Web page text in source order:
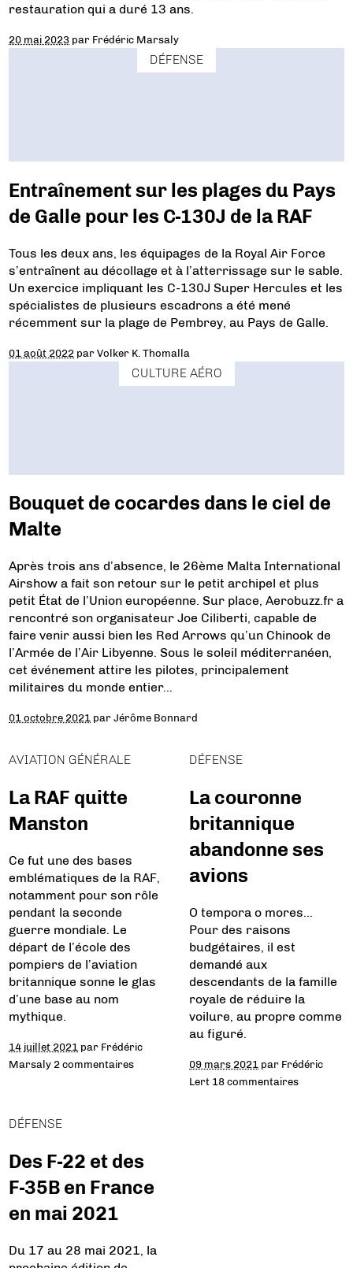
restauration qui a duré 13 ans.
20 mai 2023 par Frédéric Marsaly
DÉFENSE
Entraînement sur les plages du Pays
de Galle pour les C-130J de la RAF
Tous les deux ans, les équipages de la Royal Air Force
s’entraînent au décollage et à l’atterrissage sur le sable.
Un exercice impliquant les C-130J Super Hercules et les
spécialistes de plusieurs escadrons a été mené
récemment sur la plage de Pembrey, au Pays de Galle.
01 août 2022 parVolker K. Thomalla
CULTURE AÉRO
Bouquet de cocardes dans le ciel de
Malte
Après trois ans d’absence, le 26ème Malta International
Airshow a fait son retour sur le petit archipel et plus
petit État de l’Union européenne. Sur place, Aerobuzz.fr a
rencontré son organisateur Joe Ciliberti, capable de
faire venir aussi bien les Red Arrows qu’un Chinook de
l’Armée de l’Air Libyenne. Sous le soleil méditerranéen,
cet événement attire les pilotes, principalement
militaires du monde entier…
01 octobre 2021 parJérôme Bonnard
AVIATION GÉNÉRALE
La RAF quitte
Manston
Ce fut une des bases
emblématiques de la RAF,
notamment pour son rôle
pendant la seconde
guerre mondiale. Le
départ de l’école des
pompiers de l’aviation
britannique sonne le glas
d’une base au nom
mythique.
14 juillet 2021 par Frédéric
Marsaly 2 commentaires
DÉFENSE
La couronne
britannique
abandonne ses
avions
O tempora o mores…
Pour des raisons
budgétaires, il est
demandé aux
descendants de la famille
royale de réduire la
voilure, au propre comme
au figuré.
09 mars 2021 par Frédéric
Lert 18 commentaires
DÉFENSE
Des F-22 et des
F-35B en France
en mai 2021
Du 17 au 28 mai 2021, la